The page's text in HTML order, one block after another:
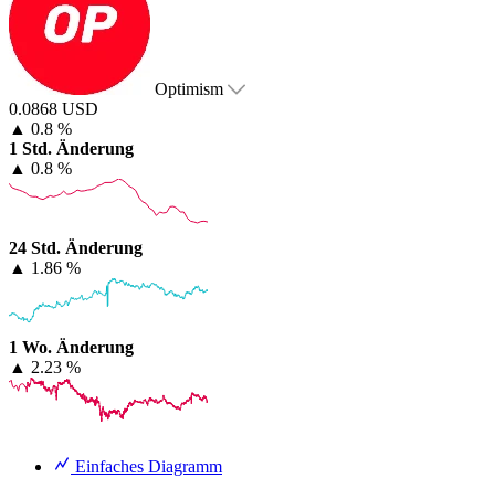
Optimism
0.0868 USD
▲ 0.8 %
1 Std. Änderung
▲ 0.8 %
24 Std. Änderung
▲ 1.86 %
1 Wo. Änderung
▲ 2.23 %
Einfaches Diagramm